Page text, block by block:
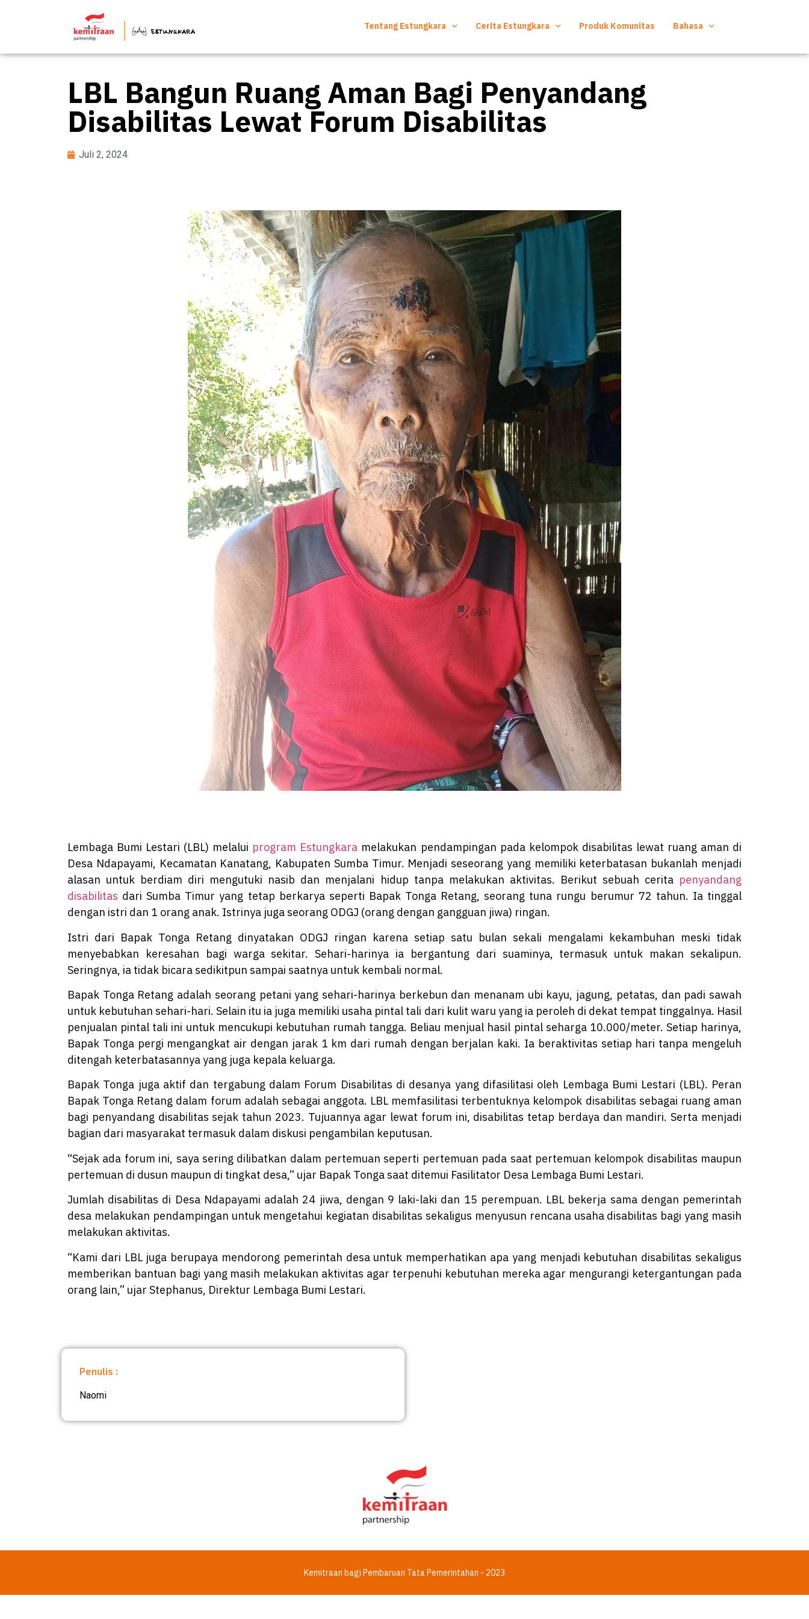
Tentang Estungkara Cerita Estungkara Produk Komunitas Bahasa
LBL Bangun Ruang Aman Bagi Penyandang
Disabilitas Lewat Forum Disabilitas
Juli 2, 2024
Lembaga Bumi Lestari (LBL) melalui program Estungkara melakukan pendampingan pada kelompok disabilitas lewat ruang aman di
Desa Ndapayami, Kecamatan Kanatang, Kabupaten Sumba Timur. Menjadi seseorang yang memiliki keterbatasan bukanlah menjadi
alasan untuk berdiam diri mengutuki nasib dan menjalani hidup tanpa melakukan aktivitas. Berikut sebuah cerita penyandang
disabilitas dari Sumba Timur yang tetap berkarya seperti Bapak Tonga Retang, seorang tuna rungu berumur 72 tahun. Ia tinggal
dengan istri dan 1 orang anak. Istrinya juga seorang ODGJ (orang dengan gangguan jiwa) ringan.
Istri dari Bapak Tonga Retang dinyatakan ODGJ ringan karena setiap satu bulan sekali mengalami kekambuhan meski tidak
menyebabkan keresahan bagi warga sekitar. Sehari-harinya ia bergantung dari suaminya, termasuk untuk makan sekalipun.
Seringnya, ia tidak bicara sedikitpun sampai saatnya untuk kembali normal.
Bapak Tonga Retang adalah seorang petani yang sehari-harinya berkebun dan menanam ubi kayu, jagung, petatas, dan padi sawah
untuk kebutuhan sehari-hari. Selain itu ia juga memiliki usaha pintal tali dari kulit waru yang ia peroleh di dekat tempat tinggalnya. Hasil
penjualan pintal tali ini untuk mencukupi kebutuhan rumah tangga. Beliau menjual hasil pintal seharga 10.000/meter. Setiap harinya,
Bapak Tonga pergi mengangkat air dengan jarak 1 km dari rumah dengan berjalan kaki. Ia beraktivitas setiap hari tanpa mengeluh
ditengah keterbatasannya yang juga kepala keluarga.
Bapak Tonga juga aktif dan tergabung dalam Forum Disabilitas di desanya yang difasilitasi oleh Lembaga Bumi Lestari (LBL). Peran
Bapak Tonga Retang dalam forum adalah sebagai anggota. LBL memfasilitasi terbentuknya kelompok disabilitas sebagai ruang aman
bagi penyandang disabilitas sejak tahun 2023. Tujuannya agar lewat forum ini, disabilitas tetap berdaya dan mandiri. Serta menjadi
bagian dari masyarakat termasuk dalam diskusi pengambilan keputusan.
“Sejak ada forum ini, saya sering dilibatkan dalam pertemuan seperti pertemuan pada saat pertemuan kelompok disabilitas maupun
pertemuan di dusun maupun di tingkat desa,” ujar Bapak Tonga saat ditemui Fasilitator Desa Lembaga Bumi Lestari.
Jumlah disabilitas di Desa Ndapayami adalah 24 jiwa, dengan 9 laki-laki dan 15 perempuan. LBL bekerja sama dengan pemerintah
desa melakukan pendampingan untuk mengetahui kegiatan disabilitas sekaligus menyusun rencana usaha disabilitas bagi yang masih
melakukan aktivitas.
“Kami dari LBL juga berupaya mendorong pemerintah desa untuk memperhatikan apa yang menjadi kebutuhan disabilitas sekaligus
memberikan bantuan bagi yang masih melakukan aktivitas agar terpenuhi kebutuhan mereka agar mengurangi ketergantungan pada
orang lain,” ujar Stephanus, Direktur Lembaga Bumi Lestari.
Penulis :
Naomi
Kemitraan bagi Pembaruan Tata Pemerintahan - 2023